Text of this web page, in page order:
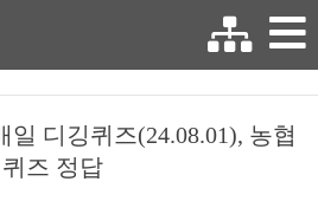
디깅퀴즈(24.08.01), 농협
퀴즈 정답